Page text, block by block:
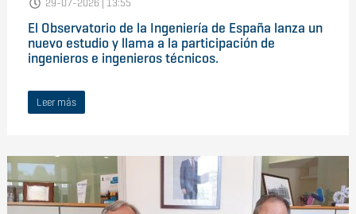
29-07-2026 | 13:55
El Observatorio de la Ingeniería de España lanza un
nuevo estudio y llama a la participación de
ingenieros e ingenieros técnicos.
Leer más